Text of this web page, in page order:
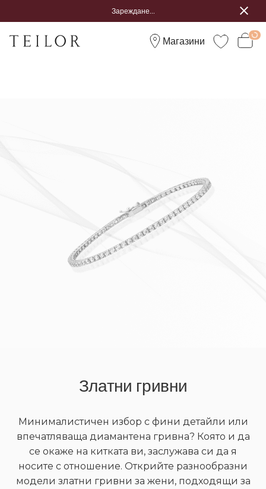
Зареждане...
Магазини
Златни гривни
Минималистичен избор с фини детайли или
впечатляваща диамантена гривна? Която и да
се окаже на китката ви, заслужава си да я
носите с отношение. Открийте разнообразни
модели златни гривни за жени, подходящи за